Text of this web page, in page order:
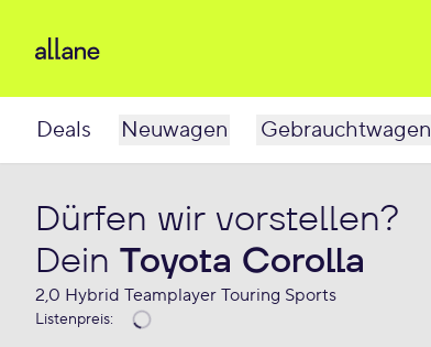
Deals Neuwagen Gebrauchtwagen
Dürfen wir vorstellen?
Dein Toyota Corolla
2,0 Hybrid Teamplayer Touring Sports
Listenpreis: